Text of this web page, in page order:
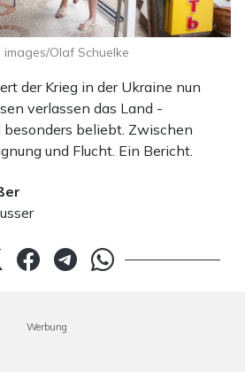
der Krieg in der Ukraine nun
verlassen das Land -
beliebt. Zwischen
und Flucht. Ein Bericht.
images/Olaf Schuelke
Werbung